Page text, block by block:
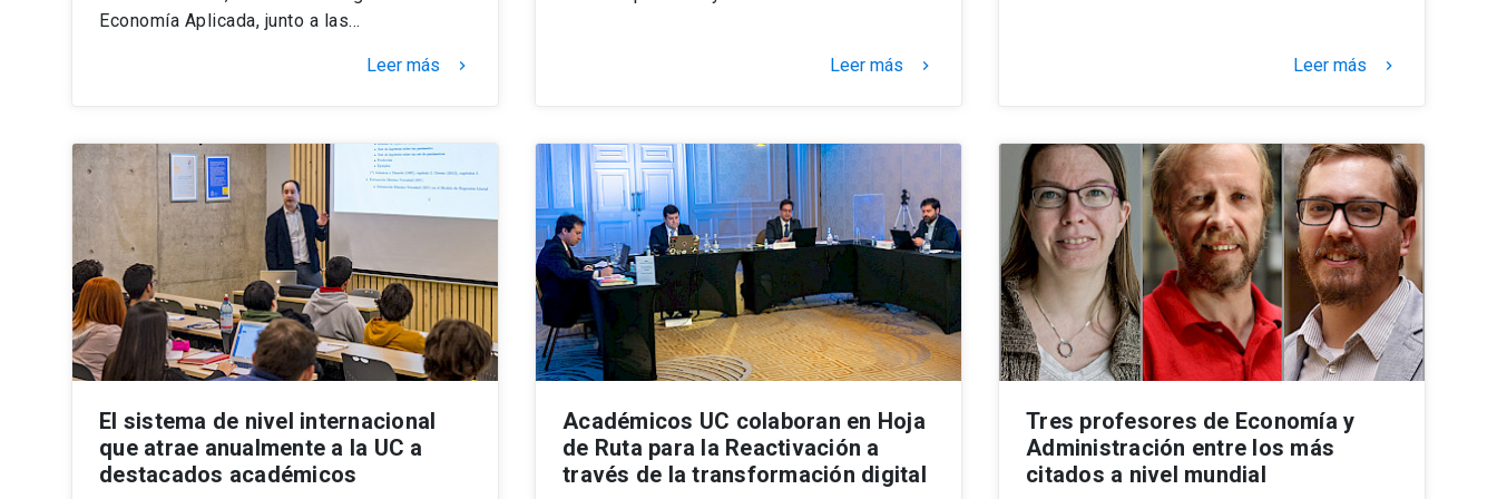
Economía Aplicada, junto a las…
Leer más keyboard_arrow_right Leer más keyboard_arrow_right Leer más keyboard_arrow_right
El sistema de nivel internacional
que atrae anualmente a la UC a
destacados académicos
Académicos UC colaboran en Hoja
de Ruta para la Reactivación a
través de la transformación digital
Tres profesores de Economía y
Administración entre los más
citados a nivel mundial